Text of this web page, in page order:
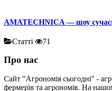
AMATECHNICA — шоу
Статті 71
Про нас
Сайт "Агрономія сьогодні" -
фермерів та агрономів. На